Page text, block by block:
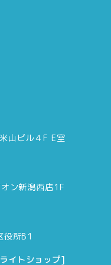
山ビル４F E室
ン新潟西店1F
所B1
イトショップ]